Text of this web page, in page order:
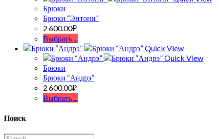
Брюки
Брюки “Энтони”
2 600.00₽
Выбрать ...
Quick View
Quick View
Брюки
Брюки “Андрэ”
2 600.00₽
Выбрать ...
Поиск